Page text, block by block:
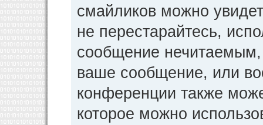
смайликов можно
не перестарайтесь,
сообщение нечитаемым,
ваше сообщение, или
конференции также
которое можно